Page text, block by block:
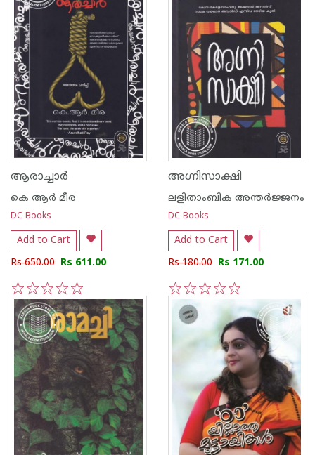
ആരാച്ചാര്‍
കെ ആര്‍ മീര
DC Books
Add to Cart
Rs 650.00 Rs 611.00
5
4
3
2
1
അഗ്നിസാക്ഷി
ലളിതാംബിക അന്തര്‍ജ്ജനം
DC Books
Add to Cart
Rs 180.00 Rs 171.00
5
3
2